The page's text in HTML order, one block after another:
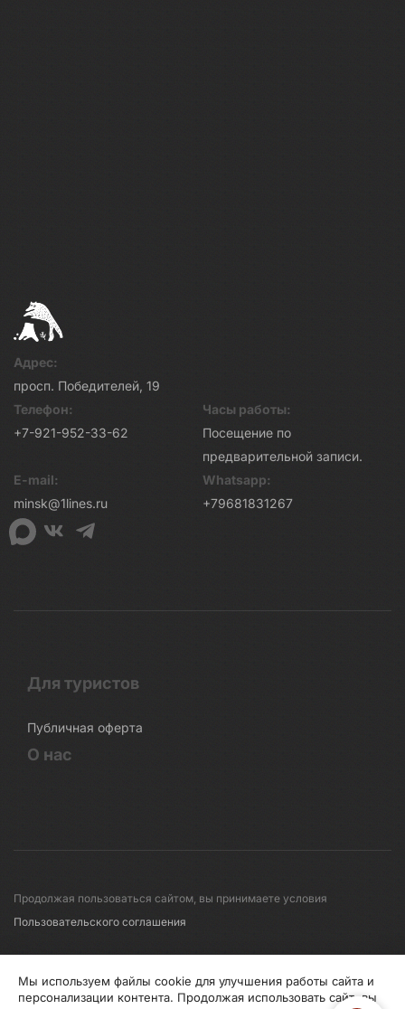
Адрес:
просп. Победителей, 19
Телефон:
+7-921-952-33-62
Часы работы:
Посещение по
предварительной записи.
E-mail:
minsk@1lines.ru
Whatsapp:
+79681831267
Для туристов
Публичная оферта
О нас
Продолжая пользоваться сайтом, вы принимаете условия
Пользовательского соглашения
© 2008-2026 Первые линии
Мы используем файлы cookie для улучшения работы сайта и
персонализации контента. Продолжая использовать сайт, вы